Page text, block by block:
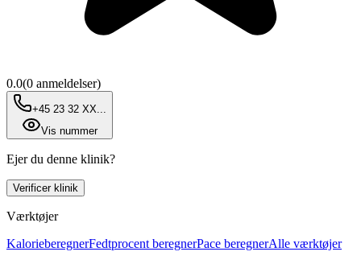
0.0(0 anmeldelser)
+45 23 32 XX...
Vis nummer
Ejer du denne klinik?
Verificer klinik
Værktøjer
KalorieberegnerFedtprocent beregnerPace beregnerAlle værktøjer